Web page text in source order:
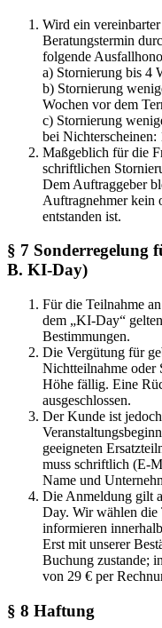
Wird ein
Beratungstermin
folgende
a) Stornierung bis 4
b) Stornierung
Wochen vor dem
c) Stornierung
bei Nichterscheinen:
Maßgeblich für die
schriftlichen
Dem Auftraggeber
Auftragnehmer kein
entstanden ist.
§ 7 Sonderregelung
B. KI-Day)
Für die Teilnahme
dem „KI-Day“
Bestimmungen.
Die Vergütung für
Nichtteilnahme oder
Höhe fällig. Eine
ausgeschlossen.
Der Kunde ist
geeigneten
muss schriftlich (E-
Name und
Die Anmeldung gilt
Day. Wir wählen die
informieren
Erst mit unserer
Buchung zustande;
von 29 € per
§ 8 Haftung